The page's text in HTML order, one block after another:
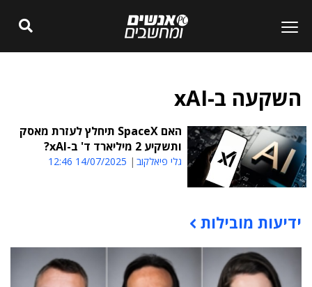
השקעה ב-xAI
האם SpaceX תיחלץ לעזרת מאסק
ותשקיע 2 מיליארד ד' ב-xAI?
גלי פיאלקוב 14/07/2025 12:46
תוכן פרסומי
ידיעות מובילות